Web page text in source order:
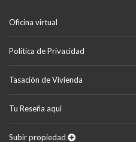
Oficina virtual
Política de Privacidad
Tasación de Vivienda
Tu Reseña aqui
Subir propiedad